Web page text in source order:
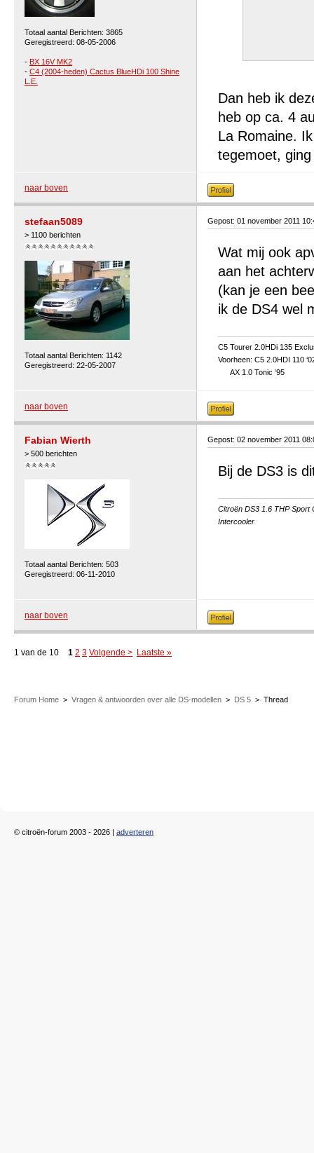
Totaal aantal Berichten: 3865
Geregistreerd: 08-05-2006
- BX 16V MK2
- C4 (2004-heden) Cactus BlueHDi 100 Shine
L.E.
Dan heb ik
heb op ca. 4
La Romaine.
tegemoet,
naar boven
stefaan5089
> 1100 berichten
Totaal aantal Berichten: 1142
Geregistreerd: 22-05-2007
Gepost: 01 november 2011
Wat mij ook
aan het
(kan je een
ik de DS4 wel
C5 Tourer 2.0HDi 135
Voorheen: C5 2.0HDI 110
AX 1.0 Tonic ‘95
naar boven
Fabian Wierth
> 500 berichten
Totaal aantal Berichten: 503
Geregistreerd: 06-11-2010
Gepost: 02 november 2011
Bij de DS3 is
Citroën DS3 1.6 THP Sport
Intercooler
naar boven
1 van de 10 1 2 3 Volgende > Laatste »
Forum Home > Vragen & antwoorden over alle DS-modellen > DS 5 > Thread
© citroën-forum 2003 - 2026 | adverteren